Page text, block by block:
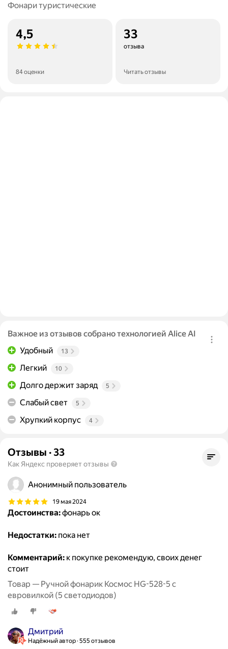
Фонари туристические
4,5
84 оценки
33
отзыва
Читать отзывы
Важное из отзывов собрано технологией Alice AI
Удобный
13
Легкий 10
Долго держит заряд 5
Слабый свет 5
Хрупкий корпус 4
Отзывы · 33
Как Яндекс проверяет отзывы
Анонимный пользователь
19 мая 2024
Достоинства:фонарь ок
Недостатки: пока нет
Комментарий: к покупке рекомендую, своих денег
стоит
Товар — Ручной фонарик Космос HG-528-5 с
евровилкой (5 светодиодов)
Дмитрий
Надёжный автор 555 отзывов